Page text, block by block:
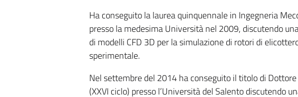
Ha conseguito la laurea quinquennale in Ingegneria
presso la medesima Università nel 2009, discutendo
di modelli CFD 3D per la simulazione di rotori di
sperimentale.
Nel settembre del 2014 ha conseguito il titolo di
(XXVI ciclo) presso l’Università del Salento discutendo